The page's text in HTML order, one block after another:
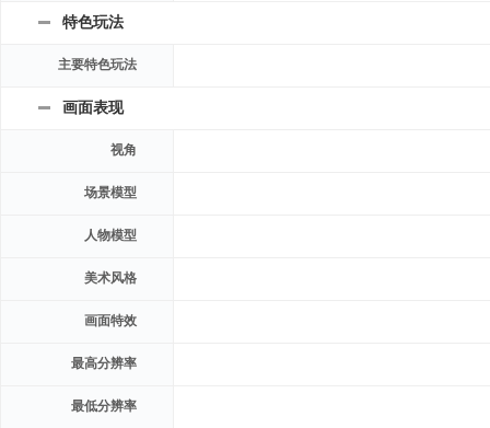
特色玩法
主要特色玩法
画面表现
视角
场景模型
人物模型
美术风格
画面特效
最高分辨率
最低分辨率